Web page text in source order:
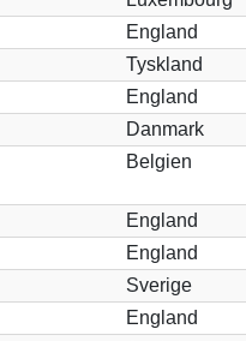
England
Tyskland
England
Danmark
Belgien
England
England
Sverige
England